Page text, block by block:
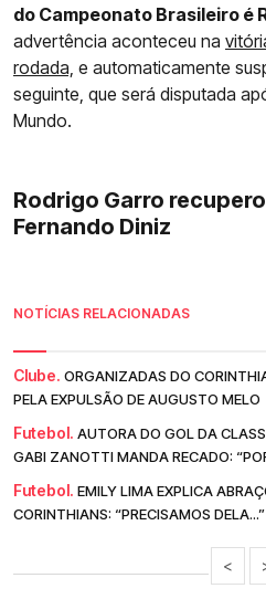
do Campeonato Brasileiro é
advertência aconteceu na
rodada, e automaticamente
seguinte, que será disputada
Mundo.
Rodrigo Garro
Fernando Diniz
NOTÍCIAS RELACIONADAS
Clube. ORGANIZADAS DO
PELA EXPULSÃO DE AUGUSTO MELO
Futebol. AUTORA DO GOL DA
GABI ZANOTTI MANDA RECADO:
Futebol. EMILY LIMA EXPLICA
CORINTHIANS: “PRECISAMOS DELA...”
<